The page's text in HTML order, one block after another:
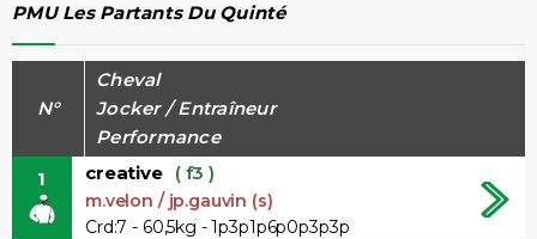
PMU Les Partants Du Quinté
N°
Cheval
Jocker / Entraîneur
Performance
1
creative ( f3 )
m.velon / jp.gauvin (s)
Crd:7 - 60,5kg - 1p3p1p6p0p3p3p